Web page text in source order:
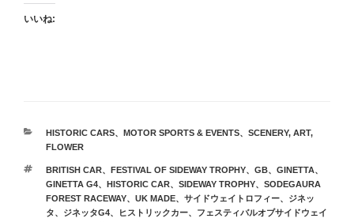
いいね:
カ
テ
リ
ー
HISTORIC CARS、 MOTOR SPORTS & EVENTS、 SCENERY, ART,
FLOWER
タ
グ
BRITISH CAR、 FESTIVAL OF SIDEWAY TROPHY、 GB、 GINETTA、
GINETTA G4、 HISTORIC CAR、 SIDEWAY TROPHY、 SODEGAURA
FOREST RACEWAY、 UK MADE、 サイドウェイトロフィー、
ジネッ
タ、 ジネッタG4、 ヒストリックカー、
フェスティバルオブサイドウェイ